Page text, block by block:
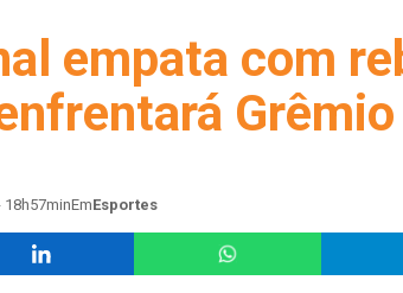
empata com
18h57minEmEsportes